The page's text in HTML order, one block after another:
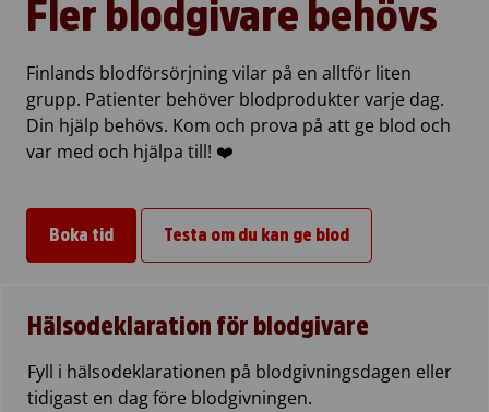
Fler blodgivare behövs
Finlands blodförsörjning vilar på en alltför liten
grupp. Patienter behöver blodprodukter varje dag.
Din hjälp behövs. Kom och prova på att ge blod och
var med och hjälpa till! ❤️
Boka tid Testa om du kan ge blod
Hälsodeklaration för blodgivare
Fyll i hälsodeklarationen på blodgivningsdagen eller
tidigast en dag före blodgivningen.